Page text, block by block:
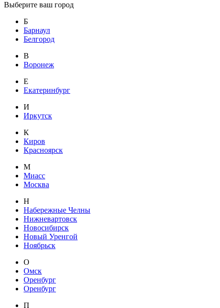
Выберите ваш город
Б
Барнаул
Белгород
В
Воронеж
Е
Екатеринбург
И
Иркутск
К
Киров
Красноярск
М
Миасс
Москва
Н
Набережные Челны
Нижневартовск
Новосибирск
Новый Уренгой
Ноябрьск
О
Омск
Оренбург
Оренбург
П